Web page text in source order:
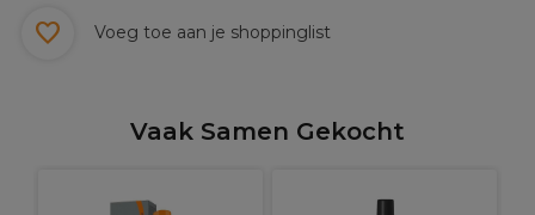
Voeg toe aan je shoppinglist
Vaak Samen Gekocht